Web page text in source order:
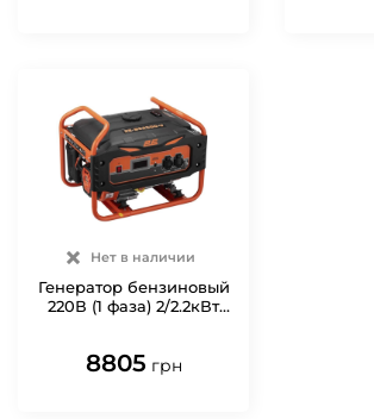
Нет в наличии
Генератор бензиновый
220В (1 фаза) 2/2.2кВт
8805 грн